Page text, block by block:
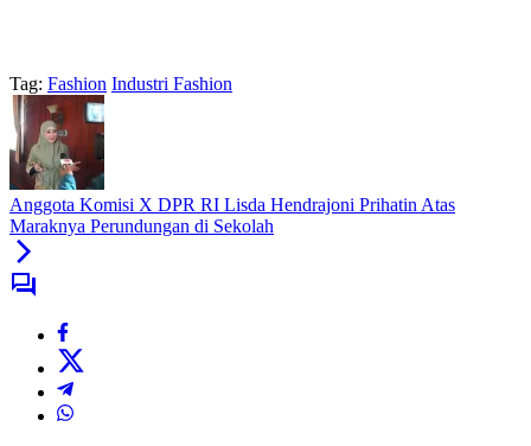
Tag: Fashion Industri Fashion
Anggota Komisi X DPR RI Lisda Hendrajoni Prihatin Atas
Maraknya Perundungan di Sekolah